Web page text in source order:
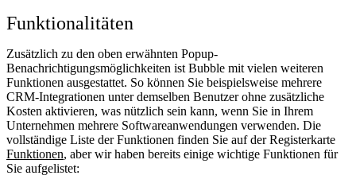
Funktionalitäten
Zusätzlich zu den oben erwähnten Popup-
Benachrichtigungsmöglichkeiten ist Bubble mit vielen weiteren
Funktionen ausgestattet. So können Sie beispielsweise mehrere
CRM-Integrationen unter demselben Benutzer ohne zusätzliche
Kosten aktivieren, was nützlich sein kann, wenn Sie in Ihrem
Unternehmen mehrere Softwareanwendungen verwenden. Die
vollständige Liste der Funktionen finden Sie auf der Registerkarte
Funktionen, aber wir haben bereits einige wichtige Funktionen für
Sie aufgelistet: